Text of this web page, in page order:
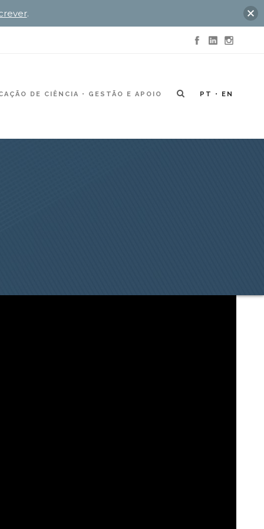
DE CIÊNCIA GESTÃO E APOIO PT EN
.